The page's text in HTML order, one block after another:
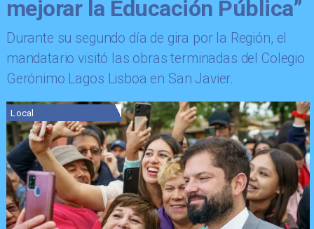
mejorar la Educación Pública”
Durante su segundo día de gira por la Región, el
mandatario visitó las obras terminadas del Colegio
Gerónimo Lagos Lisboa en San Javier.
Local